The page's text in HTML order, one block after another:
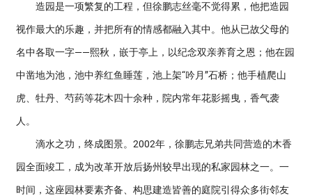
造园是一项繁复的工程，但徐鹏志丝毫不觉得累，他把造园
视作最大的乐趣，并把所有的情感都融入其中。他从已故父母的
名中各取一字——熙秋，嵌于亭上，以纪念双亲养育之恩；他在园
中凿地为池，池中养红鱼睡莲，池上架“吟月”石桥；他手植爬山
虎、牡丹、芍药等花木四十余种，院内常年花影摇曳，香气袭
人。
滴水之功，终成图景。2002年，徐鹏志兄弟共同营造的木香
园全面竣工，成为改革开放后扬州较早出现的私家园林之一。一
时间，这座园林要素齐备、构思建造皆善的庭院引得众多街邻友